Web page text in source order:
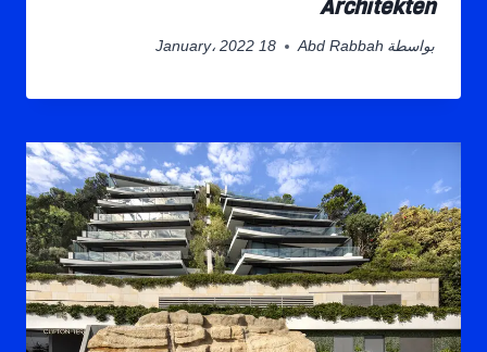
Architekten
بواسطة Abd Rabbah 18 January، 2022